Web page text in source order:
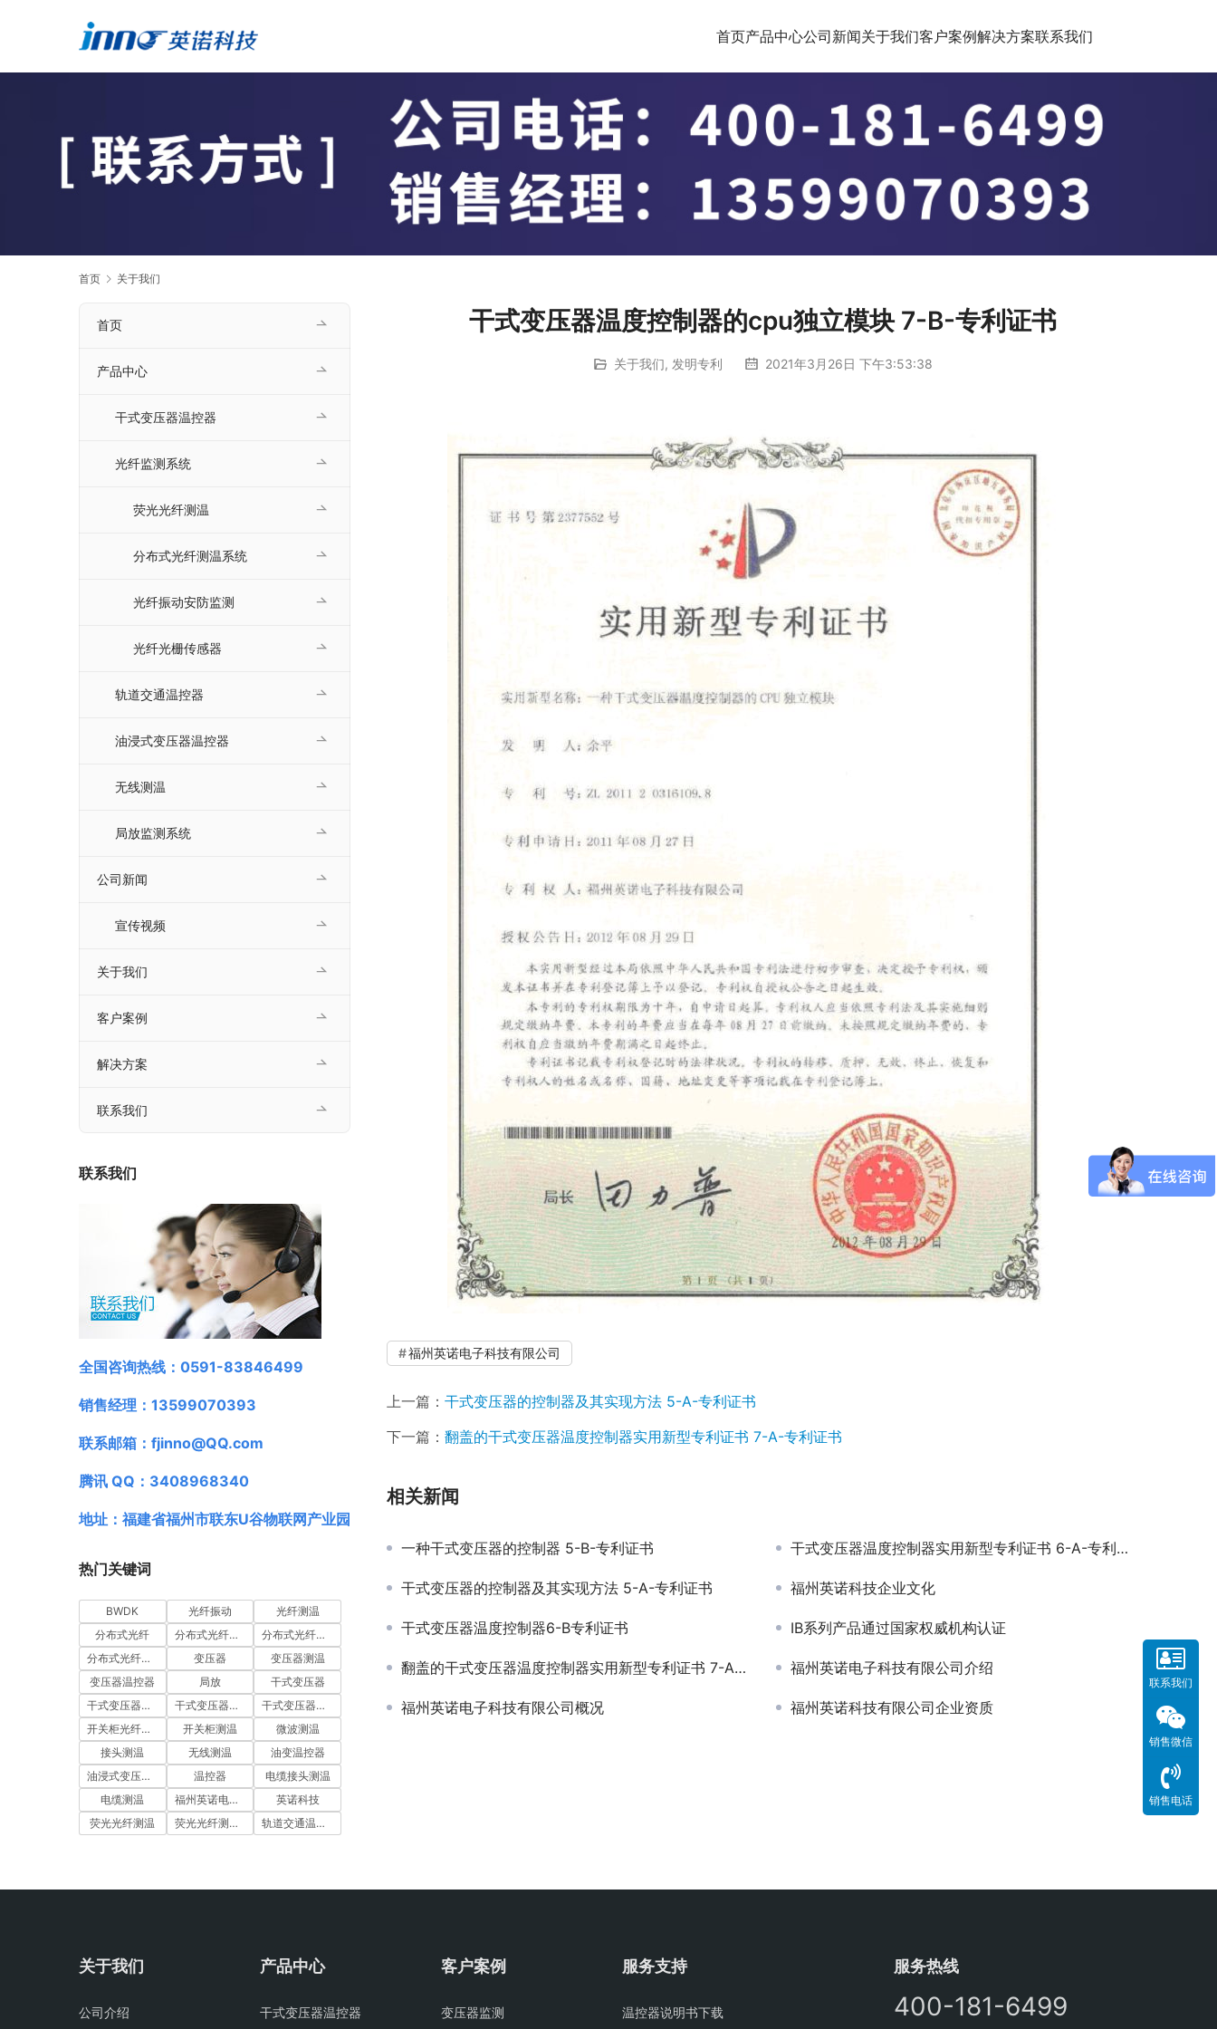
首页产品中心公司新闻关于我们客户案例解决方案联系我们
首页 关于我们
干式变压器温度控制器的cpu独立模块 7-B-专利证书
关于我们, 发明专利 2021年3月26日 下午3:53:38
福州英诺电子科技有限公司
上一篇： 干式变压器的控制器及其实现方法 5-A-专利证书
下一篇： 翻盖的干式变压器温度控制器实用新型专利证书 7-A-专利证书
相关新闻
一种干式变压器的控制器 5-B-专利证书 干式变压器温度控制器实用新型专利证书 6-A-专利证书
干式变压器的控制器及其实现方法 5-A-专利证书 福州英诺科技企业文化
干式变压器温度控制器6-B专利证书 IB系列产品通过国家权威机构认证
翻盖的干式变压器温度控制器实用新型专利证书 7-A-专利证书 福州英诺电子科技有限公司介绍
福州英诺电子科技有限公司概况 福州英诺科技有限公司企业资质
首页
产品中心
干式变压器温控器
光纤监测系统
荧光光纤测温
分布式光纤测温系统
光纤振动安防监测
光纤光栅传感器
轨道交通温控器
油浸式变压器温控器
无线测温
局放监测系统
公司新闻
宣传视频
关于我们
客户案例
解决方案
联系我们
联系我们
全国咨询热线：0591-83846499
销售经理：13599070393
联系邮箱：fjinno@QQ.com
腾讯 QQ：3408968340
地址：福建省福州市联东U谷物联网产业园
热门关键词
BWDK 光纤振动
光纤测温
分布式光纤
分布式光纤周界
分布式光纤测温
分布式光纤测温系统
变压器
变压器测温
变压器温控器
局放
干式变压器
干式变压器温度控制器
干式变压器温控仪
干式变压器温控器
开关柜光纤测温
开关柜测温
微波测温
接头测温
无线测温
油变温控器
油浸式变压器测温
温控器
电缆接头测温
电缆测温
福州英诺电子科技有限公司
英诺科技
荧光光纤测温
荧光光纤测温系统 轨道交通温控器
关于我们
公司介绍
产品中心
干式变压器温控器
客户案例
变压器监测
服务支持
温控器说明书下载
服务热线
400-181-6499
联系我们
销售微信
销售电话